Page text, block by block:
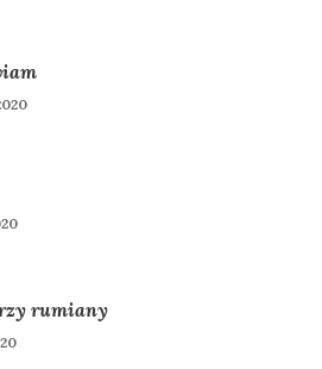
rumiany